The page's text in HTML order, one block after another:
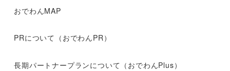
おでわんMAP
PRについて（おでわんPR）
長期パートナープランについて（おでわんPlus）